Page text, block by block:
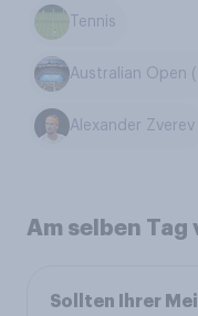
Tennis
Australian Open
Alexander Zverev
Am selben
Sollten Ihrer